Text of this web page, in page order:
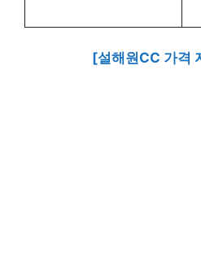
[설해원CC 가격